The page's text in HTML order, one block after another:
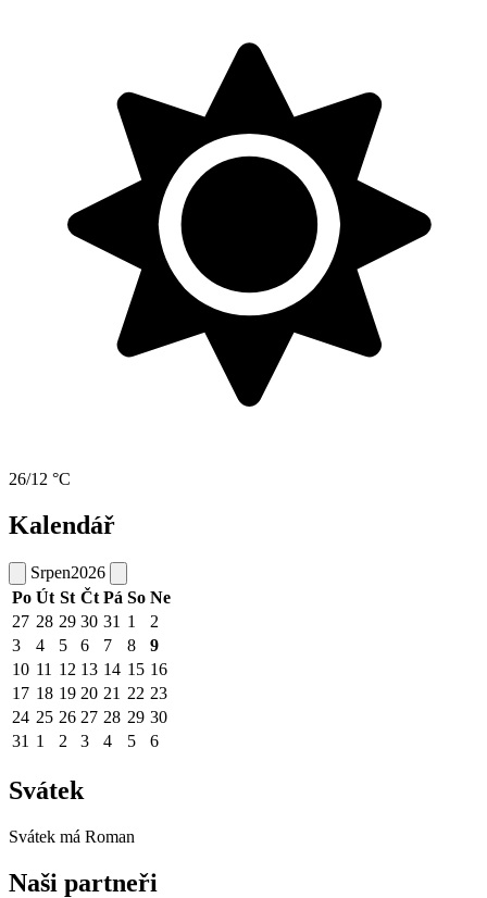
26/12 °C
Kalendář
Srpen2026
Po Út St Čt Pá So Ne
27 28 29 30 31 1
2
3
4 5 6 7 8
9
10 11 12 13 14 15 16
17 18 19 20 21 22 23
24 25 26 27 28 29 30
31 1 2 3 4 5 6
Svátek
Svátek má Roman
Naši partneři